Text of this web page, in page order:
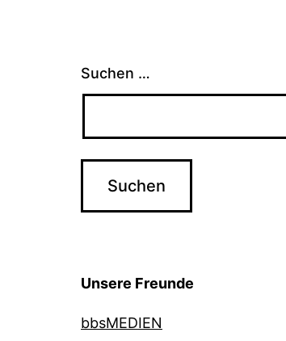
Suchen …
Unsere Freunde
bbsMEDIEN